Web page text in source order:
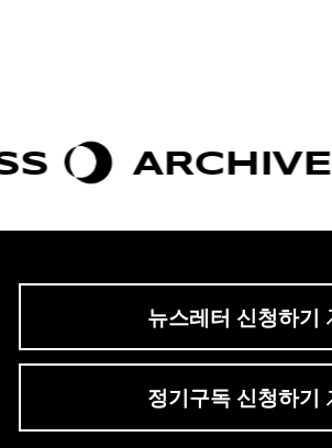
ARCHIVE CHIC
뉴스레터 신청하기
정기구독 신청하기